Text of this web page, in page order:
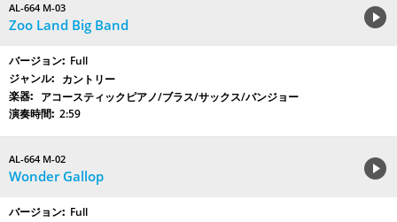
AL-664 M-03
Zoo Land Big Band
Full
カントリー
アコースティックピアノ/ブラス/サックス/バンジョー
2:59
AL-664 M-02
Wonder Gallop
Full